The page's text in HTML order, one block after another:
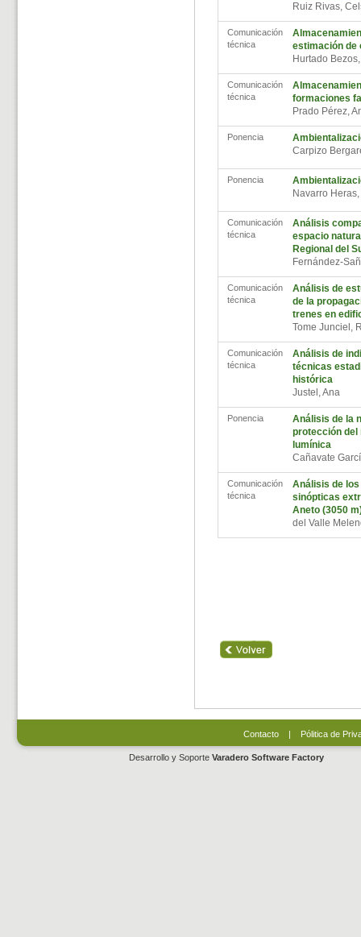
Ruiz Rivas,
Comunicación
técnica
estimación de
Hurtado
Comunicación
técnica
formaciones
Prado Pérez,
Ponencia
Carpizo
Ponencia
Navarro
Comunicación
técnica
Análisis
espacio
Regional del
Fernández-
Comunicación
técnica
Análisis de
de la
trenes en
Tome Junciel,
Comunicación
técnica
Análisis de
técnicas
histórica
Justel, Ana
Ponencia
Análisis de la
protección del
lumínica
Cañavate
Comunicación
técnica
Análisis de
sinópticas
Aneto (3050
del Valle
Contacto| Pólitica de
Desarrollo y Soporte Varadero Software Factory